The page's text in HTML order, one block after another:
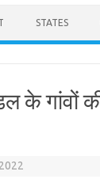
STATES
के गांवों